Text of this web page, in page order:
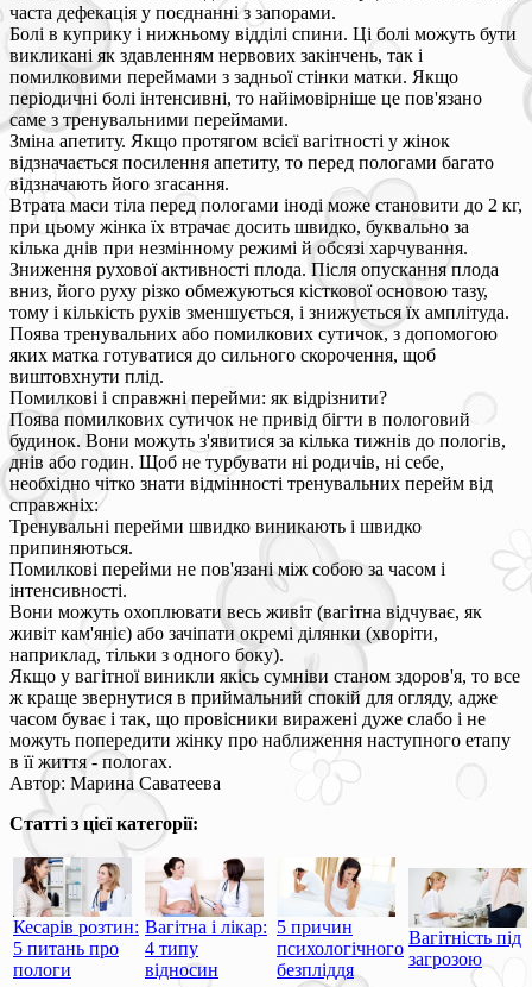
часта дефекація у поєднанні з запорами.
Болі в куприку і нижньому відділі спини. Ці болі можуть бути
викликані як здавленням нервових закінчень, так і
помилковими переймами з задньої стінки матки. Якщо
періодичні болі інтенсивні, то найімовірніше це пов'язано
саме з тренувальними переймами.
Зміна апетиту. Якщо протягом всієї вагітності у жінок
відзначається посилення апетиту, то перед пологами багато
відзначають його згасання.
Втрата маси тіла перед пологами іноді може становити до 2 кг,
при цьому жінка їх втрачає досить швидко, буквально за
кілька днів при незмінному режимі й обсязі харчування.
Зниження рухової активності плода. Після опускання плода
вниз, його руху різко обмежуються кісткової основою тазу,
тому і кількість рухів зменшується, і знижується їх амплітуда.
Поява тренувальних або помилкових сутичок, з допомогою
яких матка готуватися до сильного скорочення, щоб
виштовхнути плід.
Помилкові і справжні перейми: як відрізнити?
Поява помилкових сутичок не привід бігти в пологовий
будинок. Вони можуть з'явитися за кілька тижнів до пологів,
днів або годин. Щоб не турбувати ні родичів, ні себе,
необхідно чітко знати відмінності тренувальних перейм від
справжніх:
Тренувальні перейми швидко виникають і швидко
припиняються.
Помилкові перейми не пов'язані між собою за часом і
інтенсивності.
Вони можуть охоплювати весь живіт (вагітна відчуває, як
живіт кам'яніє) або зачіпати окремі ділянки (хворіти,
наприклад, тільки з одного боку).
Якщо у вагітної виникли якісь сумніви станом здоров'я, то все
ж краще звернутися в приймальний спокій для огляду, адже
часом буває і так, що провісники виражені дуже слабо і не
можуть попередити жінку про наближення наступного етапу
в її життя - пологах.
Автор: Марина Саватеева
Статті з цієї категорії:
Кесарів розтин:
5 питань про
пологи
Вагітна і лікар:
4 типу
відносин
5 причин
психологічного
безпліддя
Вагітність під
загрозою